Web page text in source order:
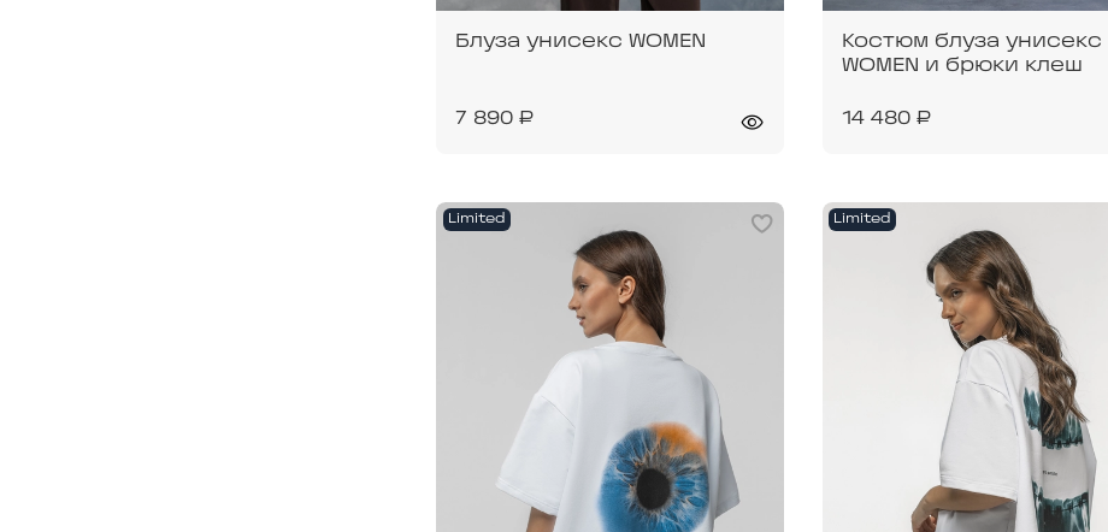
Блуза унисекс WOMEN
7 890 ₽
Костюм блуза унисекс
WOMEN и брюки клеш
14 480 ₽
Limited Limited